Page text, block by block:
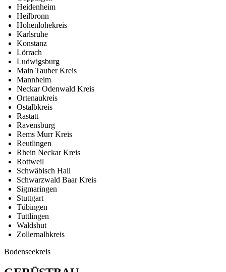
Heidenheim
Heilbronn
Hohenlohekreis
Karlsruhe
Konstanz
Lörrach
Ludwigsburg
Main Tauber Kreis
Mannheim
Neckar Odenwald Kreis
Ortenaukreis
Ostalbkreis
Rastatt
Ravensburg
Rems Murr Kreis
Reutlingen
Rhein Neckar Kreis
Rottweil
Schwäbisch Hall
Schwarzwald Baar Kreis
Sigmaringen
Stuttgart
Tübingen
Tuttlingen
Waldshut
Zollernalbkreis
Bodenseekreis